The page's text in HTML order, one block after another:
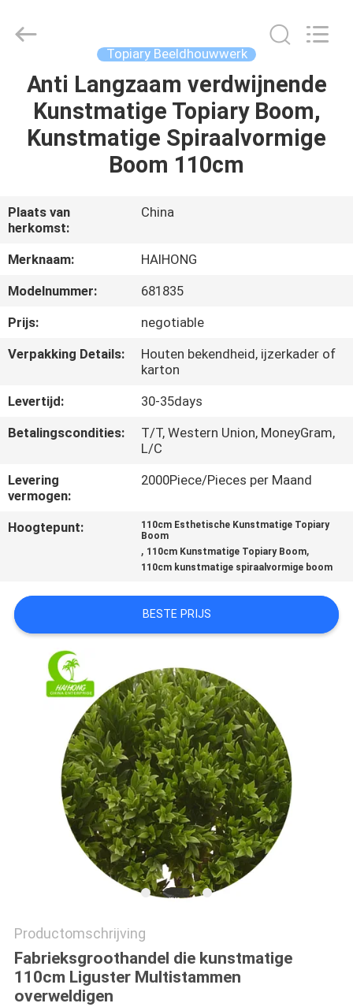
THUIS
PRODUCTEN
OVER
ONS
FABRIEKSTOCHT
KWALITEITSCONTROLE
NEEM
CONTACT
ONS
OP
GEVALLEN
OFFERTE
AANVRAGEN
SITEMAP
PRIVACYBELEID
Factory.
Developed
Topiary Beeldhouwwerk
Anti Langzaam verdwijnende
Kunstmatige Topiary Boom,
Kunstmatige Spiraalvormige
Boom 110cm
Plaats van
herkomst:
China
Merknaam:
HAIHONG
Modelnummer:
681835
Prijs:
negotiable
Verpakking Details:
Houten bekendheid, ijzerkader of
karton
Levertijd:
30-35days
Betalingscondities:
T/T, Western Union, MoneyGram,
L/C
Levering
vermogen:
2000Piece/Pieces per Maand
Hoogtepunt:
110cm Esthetische Kunstmatige Topiary
Boom
, 110cm Kunstmatige Topiary Boom,
110cm kunstmatige spiraalvormige boom
BESTE PRIJS
Productomschrijving
Fabrieksgroothandel die kunstmatige
110cm Liguster Multistammen
overweldigen